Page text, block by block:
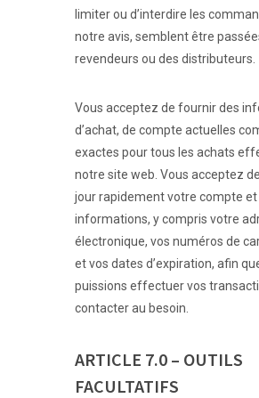
limiter ou d’interdire les
notre avis, semblent être
revendeurs ou des distributeurs.
Vous acceptez de fournir des
d’achat, de compte actuelles
exactes pour tous les achats
notre site web. Vous acceptez
jour rapidement votre compte et
informations, y compris votre
électronique, vos numéros de
et vos dates d’expiration, afin
puissions effectuer vos
contacter au besoin.
ARTICLE 7.0 – OUTILS
FACULTATIFS